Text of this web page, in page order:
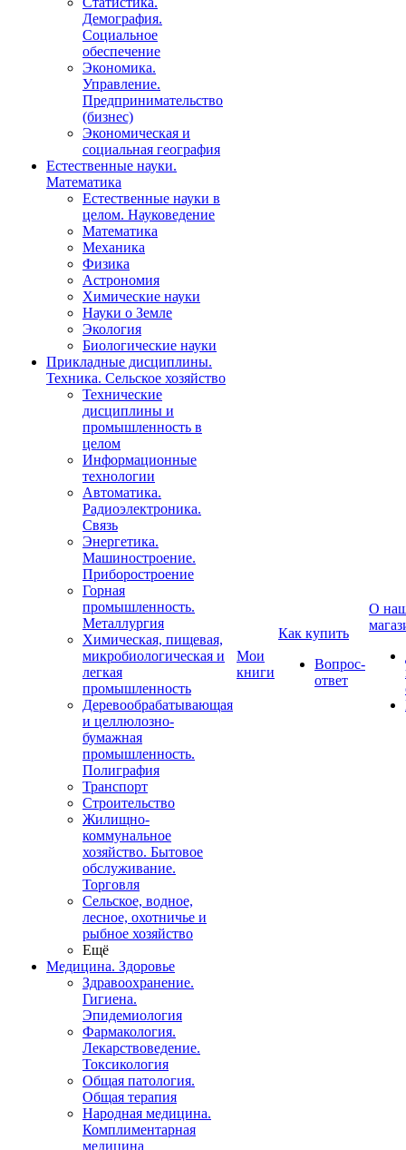
Демография.
Социальное
обеспечение
Экономика.
Управление.
Предпринимательство
(бизнес)
Экономическая и
социальная география
Естественные науки.
Математика
Естественные науки в
целом. Науковедение
Математика
Механика
Физика
Астрономия
Химические науки
Науки о Земле
Экология
Биологические науки
Прикладные дисциплины.
Техника. Сельское хозяйство
Технические
дисциплины и
промышленность в
целом
Информационные
технологии
Автоматика.
Радиоэлектроника.
Связь
Энергетика.
Машиностроение.
Приборостроение
Горная
промышленность.
Металлургия
Химическая, пищевая,
микробиологическая и
легкая
промышленность
Деревообрабатывающая
и целлюлозно-
бумажная
промышленность.
Полиграфия
Транспорт
Строительство
Жилищно-
коммунальное
хозяйство. Бытовое
обслуживание.
Торговля
Сельское, водное,
лесное, охотничье и
рыбное хозяйство
Ещё
Медицина. Здоровье
Здравоохранение.
Гигиена.
Эпидемиология
Фармакология.
Лекарствоведение.
Токсикология
Общая патология.
Общая терапия
Народная медицина.
Комплиментарная
медицина
Мои
книги
Как купить
Вопрос-
ответ
О